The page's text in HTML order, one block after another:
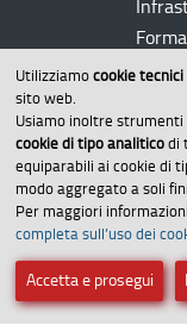
Utilizziamo cookie tecnici
sito web.
Usiamo inoltre
cookie di tipo analitico di
equiparabili ai cookie di
modo aggregato a soli
Per maggiori
completa sull’uso dei
Accetta e prosegui